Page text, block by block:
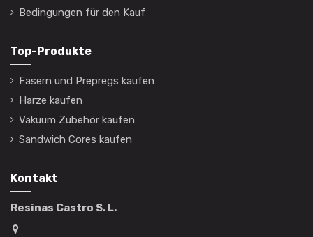
Bedingungen für den Kauf
Top-Produkte
Fasern und Prepregs kaufen
Harze kaufen
Vakuum Zubehör kaufen
Sandwich Cores kaufen
Kontakt
Resinas Castro S. L.